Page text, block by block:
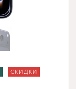
СКИДКИ